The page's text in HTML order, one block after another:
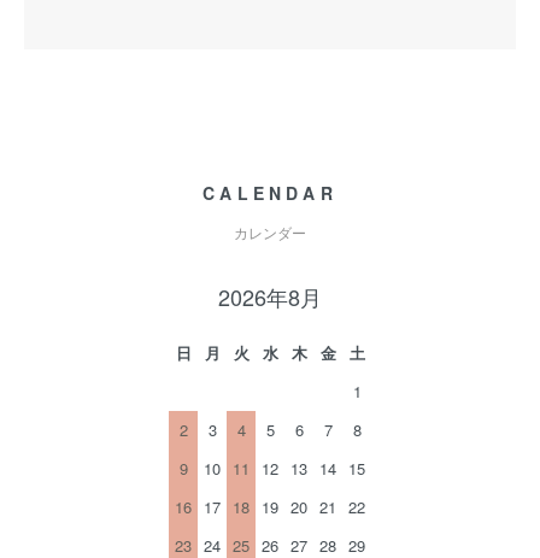
CALENDAR
カレンダー
2026年8月
日 月 火 水 木 金
土
1
2
3 4 5 6 7
8
9
10 11 12 13 14 15
16 17 18 19 20 21
22
23 24 25 26 27 28 29